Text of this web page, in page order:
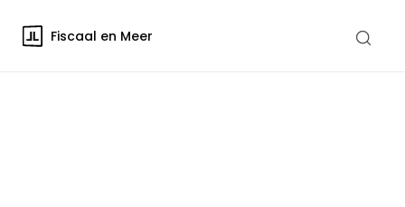
Fiscaal en Meer